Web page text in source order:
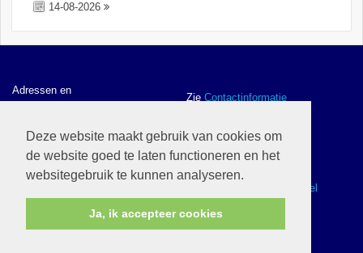
Deze website maakt gebruik van cookies om
de website goed te laten functioneren en het
websitegebruik te kunnen analyseren.
Ja, ik accepteer cookies
14-08-2026
Adressen en
contactgegevens
Zie Contactinformatie
ANBI gegevens en
ZieANBI
Ik wil naar de webwinkel